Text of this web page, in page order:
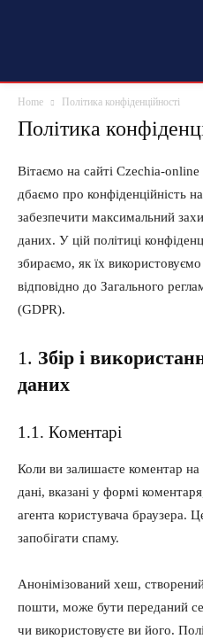
Home Політика конфіденційності
Політика
Вітаємо на сайті Czechia-online
дбаємо про конфіденційність
забезпечити максимальний
даних. У цій політиці
збираємо, як їх використовуємо
відповідно до Загального
(GDPR).
1. Збір і
даних
1.1. Коментарі
Коли ви залишаєте коментар
дані, вказані у формі
агента користувача браузера.
запобігати спаму.
Анонімізований хеш,
пошти, може бути переданий
чи використовуєте ви його.